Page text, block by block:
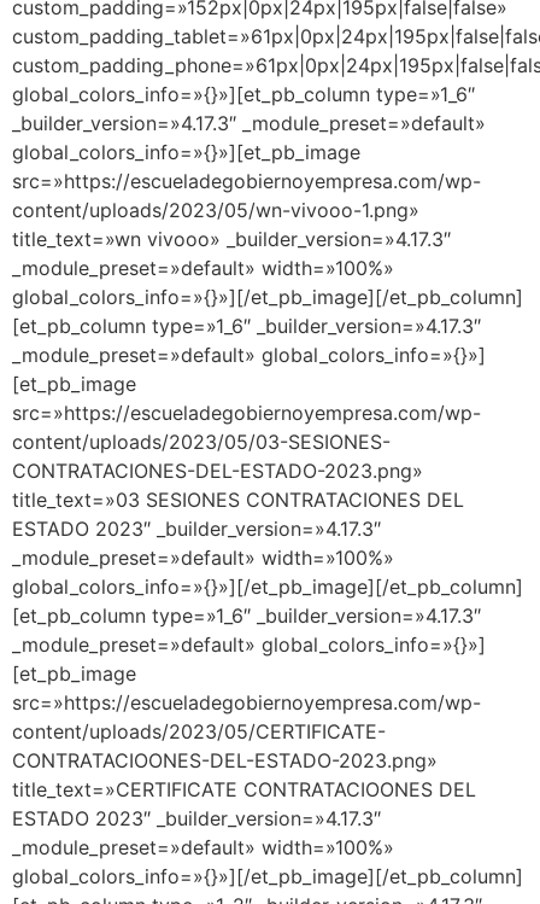
custom_padding=»152px|0px|24px|195px|false|false»
global_colors_info=»{}»][et_pb_column type=»1_6″
_builder_version=»4.17.3″ _module_preset=»default»
global_colors_info=»{}»][et_pb_image
src=»https://escueladegobiernoyempresa.com/wp-
content/uploads/2023/05/wn-vivooo-1.png»
title_text=»wn vivooo» _builder_version=»4.17.3″
_module_preset=»default» width=»100%»
global_colors_info=»{}»][/et_pb_image][/et_pb_column]
[et_pb_column type=»1_6″ _builder_version=»4.17.3″
_module_preset=»default» global_colors_info=»{}»]
[et_pb_image
src=»https://escueladegobiernoyempresa.com/wp-
content/uploads/2023/05/03-SESIONES-
CONTRATACIONES-DEL-ESTADO-2023.png»
title_text=»03 SESIONES CONTRATACIONES DEL
ESTADO 2023″ _builder_version=»4.17.3″
_module_preset=»default» width=»100%»
global_colors_info=»{}»][/et_pb_image][/et_pb_column]
[et_pb_column type=»1_6″ _builder_version=»4.17.3″
_module_preset=»default» global_colors_info=»{}»]
[et_pb_image
src=»https://escueladegobiernoyempresa.com/wp-
content/uploads/2023/05/CERTIFICATE-
CONTRATACIOONES-DEL-ESTADO-2023.png»
title_text=»CERTIFICATE CONTRATACIOONES DEL
ESTADO 2023″ _builder_version=»4.17.3″
_module_preset=»default» width=»100%»
global_colors_info=»{}»][/et_pb_image][/et_pb_column]